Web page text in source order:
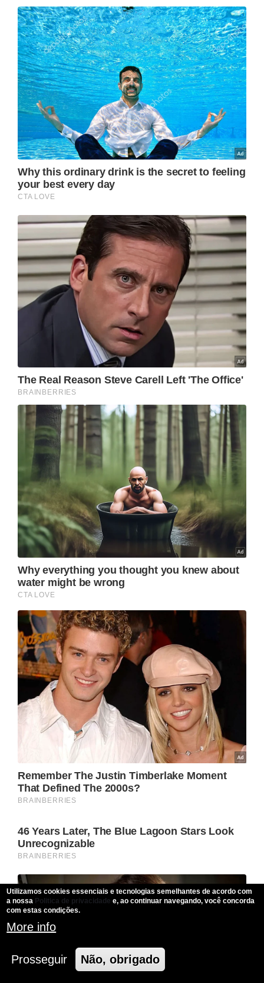
Utilizamos cookies essenciais e tecnologias semelhantes de acordo com
a nossa Politica de privacidade e, ao continuar navegando, você concorda
com estas condições.
More info
Prosseguir Não, obrigado